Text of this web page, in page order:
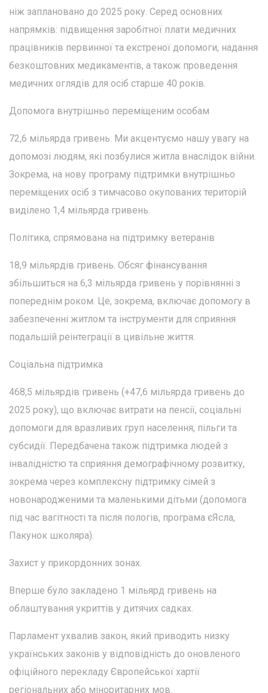
ніж заплановано до 2025 року. Серед основних
напрямків: підвищення заробітної плати медичних
працівників первинної та екстреної допомоги, надання
безкоштовних медикаментів, а також проведення
медичних оглядів для осіб старше 40 років.
Допомога внутрішньо переміщеним особам
72,6 мільярда гривень. Ми акцентуємо нашу увагу на
допомозі людям, які позбулися житла внаслідок війни.
Зокрема, на нову програму підтримки внутрішньо
переміщених осіб з тимчасово окупованих територій
виділено 1,4 мільярда гривень.
Політика, спрямована на підтримку ветеранів
18,9 мільярдів гривень. Обсяг фінансування
збільшиться на 6,3 мільярда гривень у порівнянні з
попереднім роком. Це, зокрема, включає допомогу в
забезпеченні житлом та інструменти для сприяння
подальшій реінтеграції в цивільне життя.
Соціальна підтримка
468,5 мільярдів гривень (+47,6 мільярда гривень до
2025 року), що включає витрати на пенсії, соціальні
допомоги для вразливих груп населення, пільги та
субсидії. Передбачена також підтримка людей з
інвалідністю та сприяння демографічному розвитку,
зокрема через комплексну підтримку сімей з
новонародженими та маленькими дітьми (допомога
під час вагітності та після пологів, програма єЯсла,
Пакунок школяра).
Захист у прикордонних зонах.
Вперше було закладено 1 мільярд гривень на
облаштування укриттів у дитячих садках.
Парламент ухвалив закон, який приводить низку
українських законів у відповідність до оновленого
офіційного перекладу Європейської хартії
регіональних або міноритарних мов.